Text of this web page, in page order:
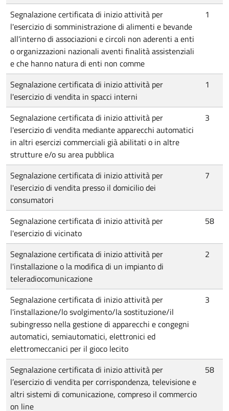
Segnalazione certificata di inizio attività per
l'esercizio di somministrazione di alimenti e bevande
all'interno di associazioni e circoli non aderenti a enti
o organizzazioni nazionali aventi finalità assistenziali
e che hanno natura di enti non comme
1
Segnalazione certificata di inizio attività per
l'esercizio di vendita in spacci interni
1
Segnalazione certificata di inizio attività per
l'esercizio di vendita mediante apparecchi automatici
in altri esercizi commerciali già abilitati o in altre
strutture e/o su area pubblica
3
Segnalazione certificata di inizio attività per
l'esercizio di vendita presso il domicilio dei
consumatori
7
Segnalazione certificata di inizio attività per
l'esercizio di vicinato
58
Segnalazione certificata di inizio attività per
l'installazione o la modifica di un impianto di
teleradiocomunicazione
2
Segnalazione certificata di inizio attività per
l'installazione/lo svolgimento/la sostituzione/il
subingresso nella gestione di apparecchi e congegni
automatici, semiautomatici, elettronici ed
elettromeccanici per il gioco lecito
3
Segnalazione certificata di inizio attività per
l’esercizio di vendita per corrispondenza, televisione e
altri sistemi di comunicazione, compreso il commercio
on line
58